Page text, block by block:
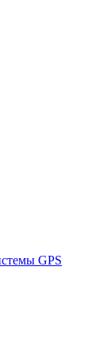
GPS